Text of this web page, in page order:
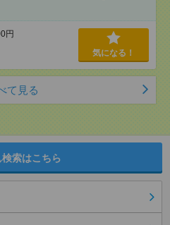
円
気になる！
て見る
索はこちら